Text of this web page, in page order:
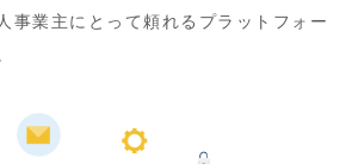
事業主にとって頼れるプラットフォー